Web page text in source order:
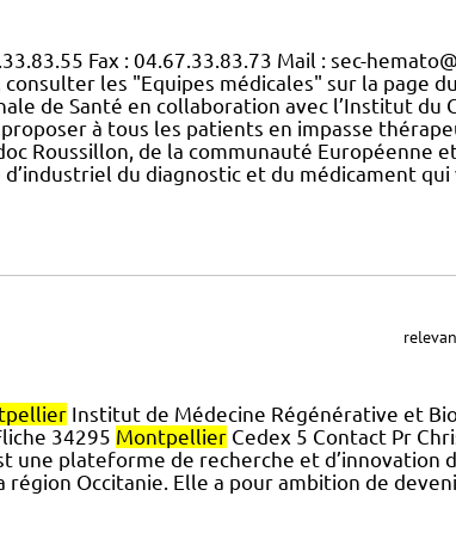
Fax : 04.67.33.83.73 Mail : sec-
les "Equipes médicales" sur la page
de Santé en collaboration avec l’Institut du
à tous les patients en impasse
Roussillon, de la communauté Européenne et
du diagnostic et du médicament qui
Institut de Médecine Régénérative et
34295 MontpellierCedex 5 Contact Pr
une plateforme de recherche et d’innovation
région Occitanie. Elle a pour ambition de